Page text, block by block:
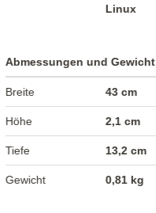
Linux
Abmessungen und Gewicht
Breite 43 cm
Höhe 2,1 cm
Tiefe 13,2 cm
Gewicht 0,81 kg